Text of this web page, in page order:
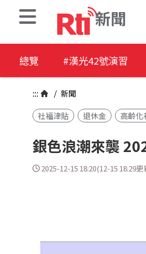
新聞
總覽 #漢光42號演習
::: / 新聞
社福津貼
退休金 高齡化
銀色浪潮來襲
2025-12-15 18:20(12-15 18:29更